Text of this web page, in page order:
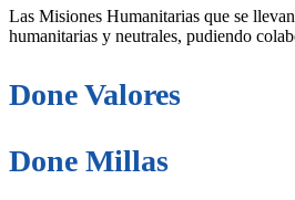
Las Misiones Humanitarias que se
humanitarias y neutrales, pudiendo
Done Valores
Done Millas